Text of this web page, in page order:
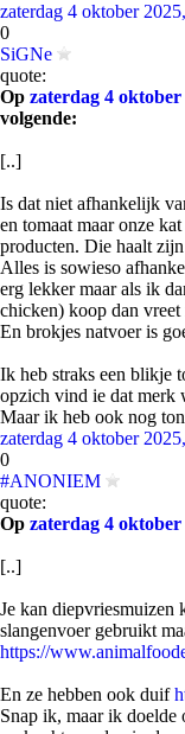
zaterdag 4 oktober
0
SiGNe
quote:
Op zaterdag 4 oktober
volgende:
[..]
Is dat niet afhankelijk
en tomaat maar onze
producten. Die haalt
Alles is sowieso
erg lekker maar als ik
chicken) koop dan vreet
En brokjes natvoer is
Ik heb straks een blikje
opzich vind ie dat merk
Maar ik heb ook nog
zaterdag 4 oktober
0
#ANONIEM
quote:
Op zaterdag 4 oktober
[..]
Je kan diepvriesmuizen
slangenvoer gebruikt
https://
En ze hebben ook duif
Snap ik, maar ik doelde